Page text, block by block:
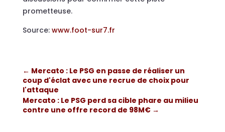
prometteuse.
Source: www.foot-sur7.fr
← Mercato : Le PSG en passe de réaliser un
coup d'éclat avec une recrue de choix pour
l'attaque
Mercato : Le PSG perd sa cible phare au milieu
contre une offre record de 98M€→